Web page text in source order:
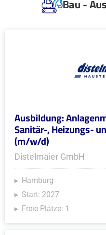
Bau -
Ausbildung:
Sanitär-, Heizungs-
(m/w/d)
Distelmaier GmbH
Hamburg
Start: 2027
Freie Plätze: 1